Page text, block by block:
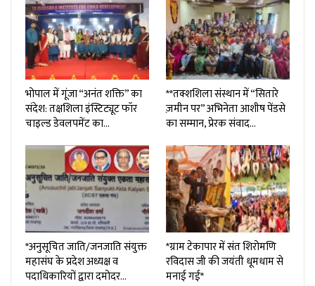
भोपाल में गूंजा “अनंत शक्ति” का
संदेश: तक्षशिला इंस्टिट्यूट फॉर
चाइल्ड डेवलपमेंट का…
**तक्शशिला संस्थान में “सितारे
ज़मीन पर” अभिनेता आशीष पेंडसे
का सम्मान, प्रेरक संवाद…
*अनुसूचित जाति/जनजाति संयुक्त
महासंघ के प्रदेश अध्यक्ष व
पदाधिकारियों द्वारा दमोदर…
*ग्राम टेकापार में संत शिरोमणि
रविदास जी की जयंती धूमधाम से
मनाई गई*